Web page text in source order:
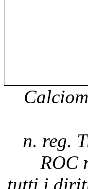
n. reg.
ROC
tutti i